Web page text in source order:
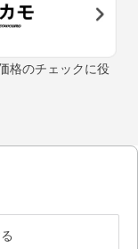
格のチェックに役